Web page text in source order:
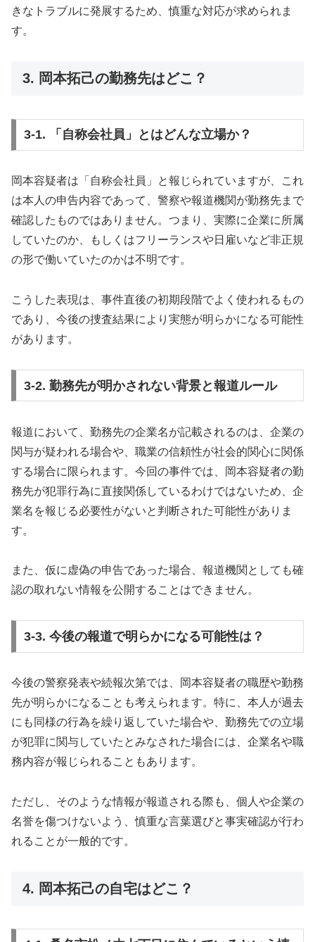
きなトラブルに発展するため、慎重な対応が求められま
す。
3. 岡本拓己の勤務先はどこ？
3-1. 「自称会社員」とはどんな立場か？
岡本容疑者は「自称会社員」と報じられていますが、これ
は本人の申告内容であって、警察や報道機関が勤務先まで
確認したものではありません。つまり、実際に企業に所属
していたのか、もしくはフリーランスや日雇いなど非正規
の形で働いていたのかは不明です。
こうした表現は、事件直後の初期段階でよく使われるもの
であり、今後の捜査結果により実態が明らかになる可能性
があります。
3-2. 勤務先が明かされない背景と報道ルール
報道において、勤務先の企業名が記載されるのは、企業の
関与が疑われる場合や、職業の信頼性が社会的関心に関係
する場合に限られます。今回の事件では、岡本容疑者の勤
務先が犯罪行為に直接関係しているわけではないため、企
業名を報じる必要性がないと判断された可能性がありま
す。
また、仮に虚偽の申告であった場合、報道機関としても確
認の取れない情報を公開することはできません。
3-3. 今後の報道で明らかになる可能性は？
今後の警察発表や続報次第では、岡本容疑者の職歴や勤務
先が明らかになることも考えられます。特に、本人が過去
にも同様の行為を繰り返していた場合や、勤務先での立場
が犯罪に関与していたとみなされた場合には、企業名や職
務内容が報じられることもあります。
ただし、そのような情報が報道される際も、個人や企業の
名誉を傷つけないよう、慎重な言葉選びと事実確認が行わ
れることが一般的です。
4. 岡本拓己の自宅はどこ？